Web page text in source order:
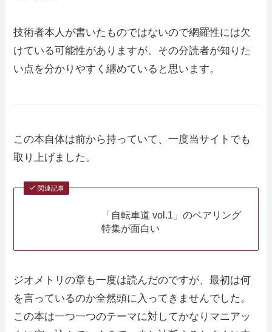
技術者本人が書いたものではないので網羅性には欠
けている可能性がありますが、その分読者が知りた
い点を分かりやすく纏めていると思います。
この本自体は前から持っていて、一度当サイトでも
取り上げました。
関連記事
「自転車道 vol.1」のベアリング
特集が面白い
ジオメトリの章も一度は読んだのですが、最初は何
を言っているのか全然頭に入ってきませんでした。
この本は一つ一つのテーマに対してかなりマニアッ